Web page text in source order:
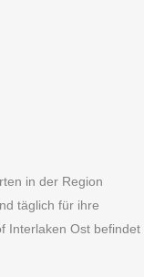
in der Region
täglich für ihre
Interlaken Ost befindet